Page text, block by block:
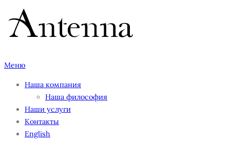
Перейти
содержимому
Меню
Наша компания
Наша философия
Наши услуги
Контакты
English